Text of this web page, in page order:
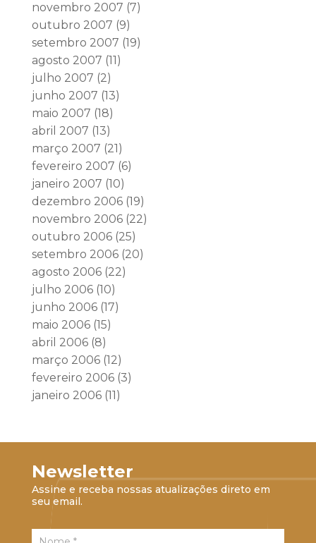
novembro 2007 (7)
outubro 2007 (9)
setembro 2007 (19)
agosto 2007 (11)
julho 2007 (2)
junho 2007 (13)
maio 2007 (18)
abril 2007 (13)
março 2007 (21)
fevereiro 2007 (6)
janeiro 2007 (10)
dezembro 2006(19)
novembro 2006(22)
outubro 2006(25)
setembro 2006(20)
agosto 2006(22)
julho 2006(10)
junho 2006(17)
maio 2006(15)
abril 2006(8)
março 2006(12)
fevereiro 2006(3)
janeiro 2006(11)
Newsletter
Assine e receba nossas atualizações direto em
seu email.